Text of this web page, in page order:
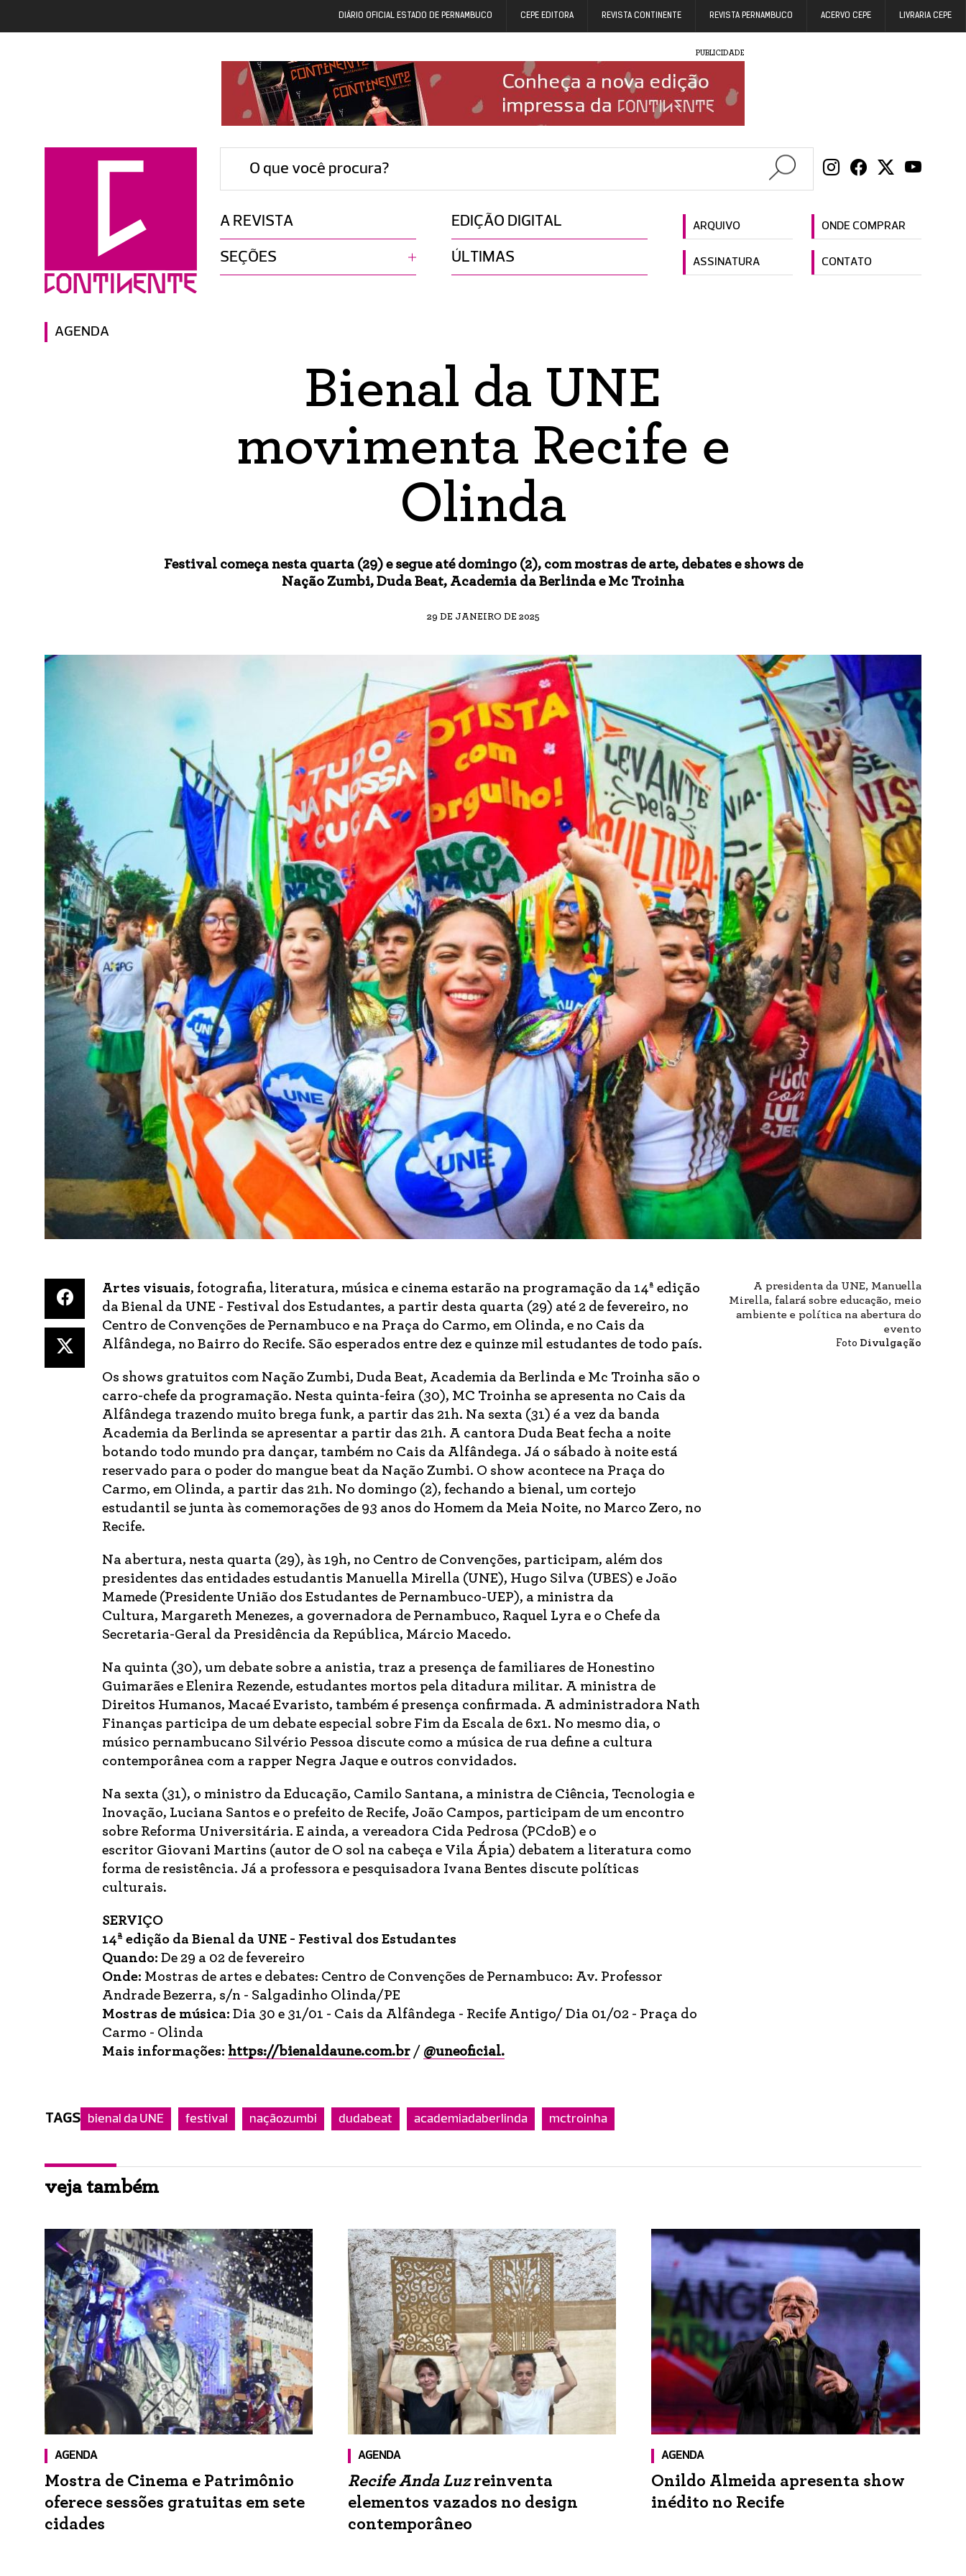
DIÁRIO OFICIAL ESTADO DE PERNAMBUCO CEPE EDITORA REVISTA CONTINENTE REVISTA PERNAMBUCO ACERVO CEPE LIVRARIA CEPE
PUBLICIDADE
O que você procura?
A REVISTA EDIÇÃO DIGITAL ARQUIVO ONDE COMPRAR
SEÇÕES ÚLTIMAS ASSINATURA CONTATO
AGENDA
Bienal da UNE
movimenta Recife e
Olinda
Festival começa nesta quarta (29) e segue até domingo (2), com mostras de arte, debates e shows de
Nação Zumbi, Duda Beat, Academia da Berlinda e Mc Troinha
29 DE JANEIRO DE 2025
A presidenta da UNE, Manuella
Mirella, falará sobre educação, meio
ambiente e política na abertura do
evento
Foto Divulgação
Artes visuais, fotografia, literatura, música e cinema estarão na programação da 14ª edição
da Bienal da UNE - Festival dos Estudantes, a partir desta quarta (29) até 2 de fevereiro, no
Centro de Convenções de Pernambuco e na Praça do Carmo, em Olinda, e no Cais da
Alfândega, no Bairro do Recife. São esperados entre dez e quinze mil estudantes de todo país.
Os shows gratuitos com Nação Zumbi, Duda Beat, Academia da Berlinda e Mc Troinha são o
carro-chefe da programação. Nesta quinta-feira (30), MC Troinha se apresenta no Cais da
Alfândega trazendo muito brega funk, a partir das 21h. Na sexta (31) é a vez da banda
Academia da Berlinda se apresentar a partir das 21h. A cantora Duda Beat fecha a noite
botando todo mundo pra dançar, também no Cais da Alfândega. Já o sábado à noite está
reservado para o poder do mangue beat da Nação Zumbi. O show acontece na Praça do
Carmo, em Olinda, a partir das 21h. No domingo (2), fechando a bienal, um cortejo
estudantil se junta às comemorações de 93 anos do Homem da Meia Noite, no Marco Zero, no
Recife.
Na abertura, nesta quarta (29), às 19h, no Centro de Convenções, participam, além dos
presidentes das entidades estudantis Manuella Mirella (UNE), Hugo Silva (UBES) e João
Mamede (Presidente União dos Estudantes de Pernambuco-UEP), a ministra da
Cultura, Margareth Menezes, a governadora de Pernambuco, Raquel Lyra e o Chefe da
Secretaria-Geral da Presidência da República, Márcio Macedo.
Na quinta (30), um debate sobre a anistia, traz a presença de familiares de Honestino
Guimarães e Elenira Rezende, estudantes mortos pela ditadura militar. A ministra de
Direitos Humanos, Macaé Evaristo, também é presença confirmada. A administradora Nath
Finanças participa de um debate especial sobre Fim da Escala de 6x1. No mesmo dia, o
músico pernambucano Silvério Pessoa discute como a música de rua define a cultura
contemporânea com a rapper Negra Jaque e outros convidados.
Na sexta (31), o ministro da Educação, Camilo Santana, a ministra de Ciência, Tecnologia e
Inovação, Luciana Santos e o prefeito de Recife, João Campos, participam de um encontro
sobre Reforma Universitária. E ainda, a vereadora Cida Pedrosa (PCdoB) e o
escritor Giovani Martins (autor de O sol na cabeça e Vila Ápia) debatem a literatura como
forma de resistência. Já a professora e pesquisadora Ivana Bentes discute políticas
culturais.
SERVIÇO
14ª edição da Bienal da UNE - Festival dos Estudantes
Quando: De 29 a 02 de fevereiro
Onde: Mostras de artes e debates: Centro de Convenções de Pernambuco: Av. Professor
Andrade Bezerra, s/n - Salgadinho Olinda/PE
Mostras de música: Dia 30 e 31/01 - Cais da Alfândega - Recife Antigo/ Dia 01/02 - Praça do
Carmo - Olinda
Mais informações: https://bienaldaune.com.br / @uneoficial.
TAGS bienal da UNE festival naçãozumbi dudabeat academiadaberlinda mctroinha
veja também
AGENDA
Mostra de Cinema e Patrimônio
oferece sessões gratuitas em sete
cidades
AGENDA
Recife Anda Luzreinventa
elementos vazados no design
contemporâneo
AGENDA
Onildo Almeida apresenta show
inédito no Recife